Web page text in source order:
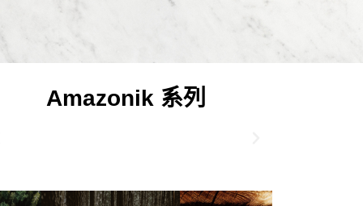
Amazonik 系列